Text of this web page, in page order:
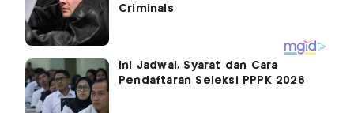
Ini Jadwal, Syarat dan Cara
Pendaftaran Seleksi PPPK 2026